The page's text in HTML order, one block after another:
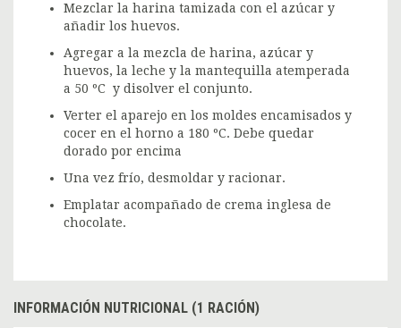
Mezclar la harina tamizada con el azúcar y
añadir los huevos.
Agregar a la mezcla de harina, azúcar y
huevos, la leche y la mantequilla atemperada
a 50 ºC y disolver el conjunto.
Verter el aparejo en los moldes encamisados y
cocer en el horno a 180 ºC. Debe quedar
dorado por encima
Una vez frío, desmoldar y racionar.
Emplatar acompañado de crema inglesa de
chocolate.
INFORMACIÓN NUTRICIONAL (1 RACIÓN)